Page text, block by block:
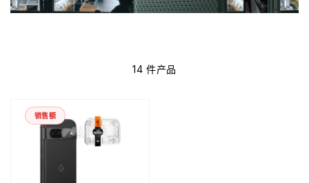
14 件产品
销售额